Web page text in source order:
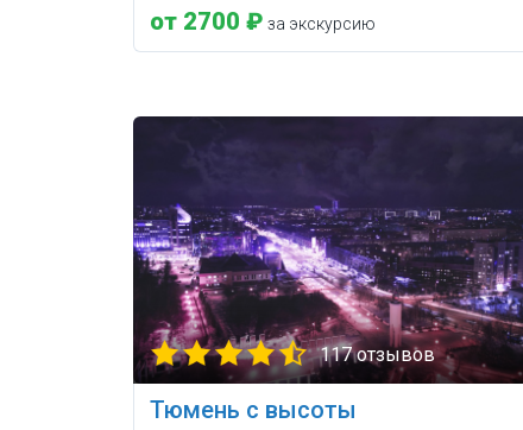
от 2700 ₽ за экскурсию
117 отзывов
Тюмень с высоты